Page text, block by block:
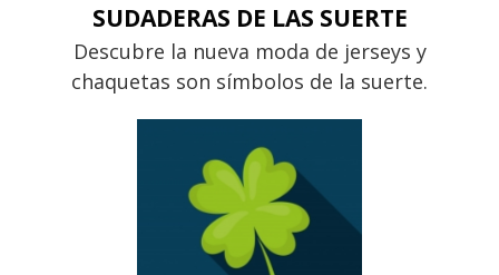
SUDADERAS DE LAS SUERTE
Descubre la nueva moda de jerseys y
chaquetas son símbolos de la suerte.